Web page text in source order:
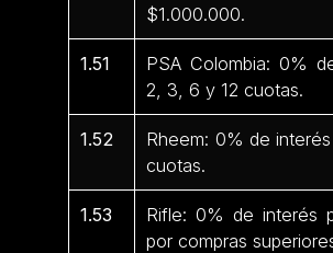
$1.000.000.
1.51
PSA Colombia: 0%
2, 3, 6 y 12 cuotas.
1.52
Rheem: 0% de
cuotas.
1.53
Rifle: 0% de interés
por compras